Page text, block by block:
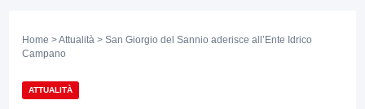
Home >Attualità > San Giorgio del Sannio aderisce all’Ente Idrico
Campano
ATTUALITÀ